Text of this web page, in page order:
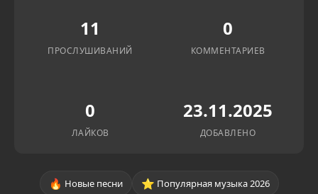
11
ПРОСЛУШИВАНИЙ
0
КОММЕНТАРИЕВ
0
ЛАЙКОВ
23.11.2025
ДОБАВЛЕНО
🔥 Новые песни ⭐ Популярная музыка 2026